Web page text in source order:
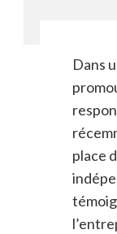
Dans
place